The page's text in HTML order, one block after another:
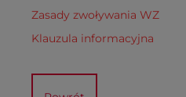
Zasady zwoływania WZ
Klauzula informacyjna